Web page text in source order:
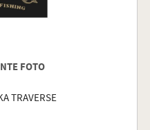
FOTO
TRAVERSE